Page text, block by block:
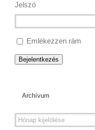
Jelszó
Emlékezzen rám
Bejelentkezés
Archívum